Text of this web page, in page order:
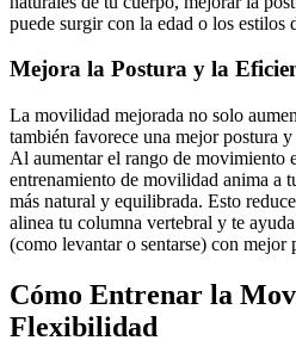
puede surgir con la edad o los estilos
Mejora la Postura y la
La movilidad mejorada no solo
también favorece una mejor postura
Al aumentar el rango de movimiento
entrenamiento de movilidad anima a
más natural y equilibrada. Esto
alinea tu columna vertebral y te
(como levantar o sentarse) con mejor
Cómo Entrenar la
Flexibilidad